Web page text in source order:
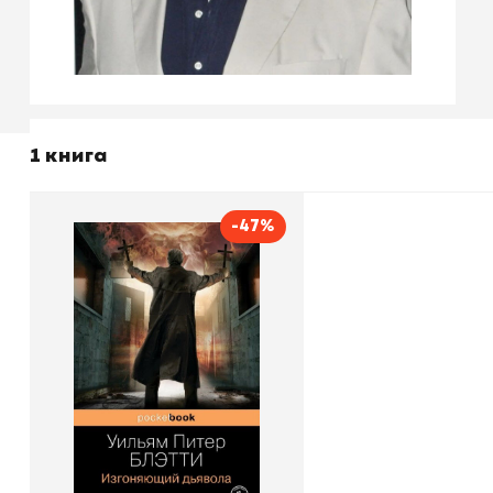
1 книга
-47%
Изгоняющий дьявола
Автор
Уильям Питер Блэтти
Издательство
Эксмо
В корзину